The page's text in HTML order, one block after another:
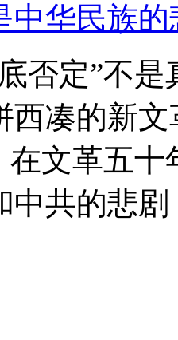
中华民族的
否定”不
西凑的新
在文革五
中共的悲